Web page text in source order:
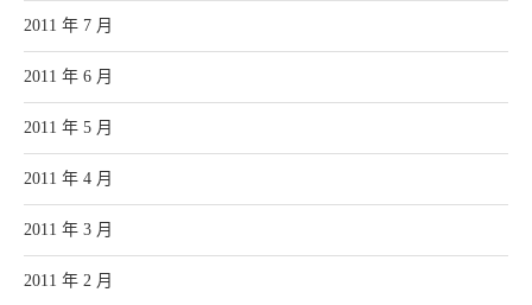
2011 年 7 月
2011 年 6 月
2011 年 5 月
2011 年 4 月
2011 年 3 月
2011 年 2 月